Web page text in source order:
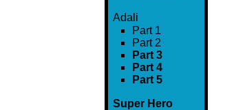
Adali
Part 1
Part 2
Part 3
Part 4
Part 5
Super Hero